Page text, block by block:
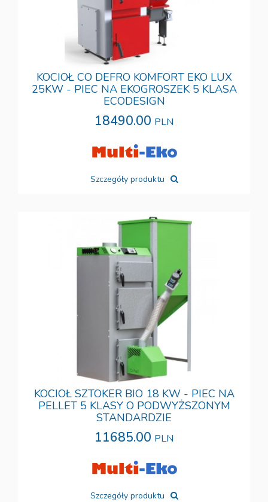
KOCIOŁ CO DEFRO KOMFORT EKO LUX
25KW - PIEC NA EKOGROSZEK 5 KLASA
ECODESIGN
18490.00 PLN
Szczegóły produktu
KOCIOŁ SZTOKER BIO 18 KW - PIEC NA
PELLET 5 KLASY O PODWYŻSZONYM
STANDARDZIE
11685.00 PLN
Szczegóły produktu